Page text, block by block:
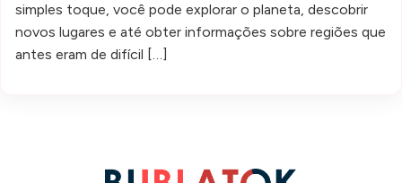
simples toque, você pode explorar o planeta, descobrir
novos lugares e até obter informações sobre regiões que
antes eram de difícil […]